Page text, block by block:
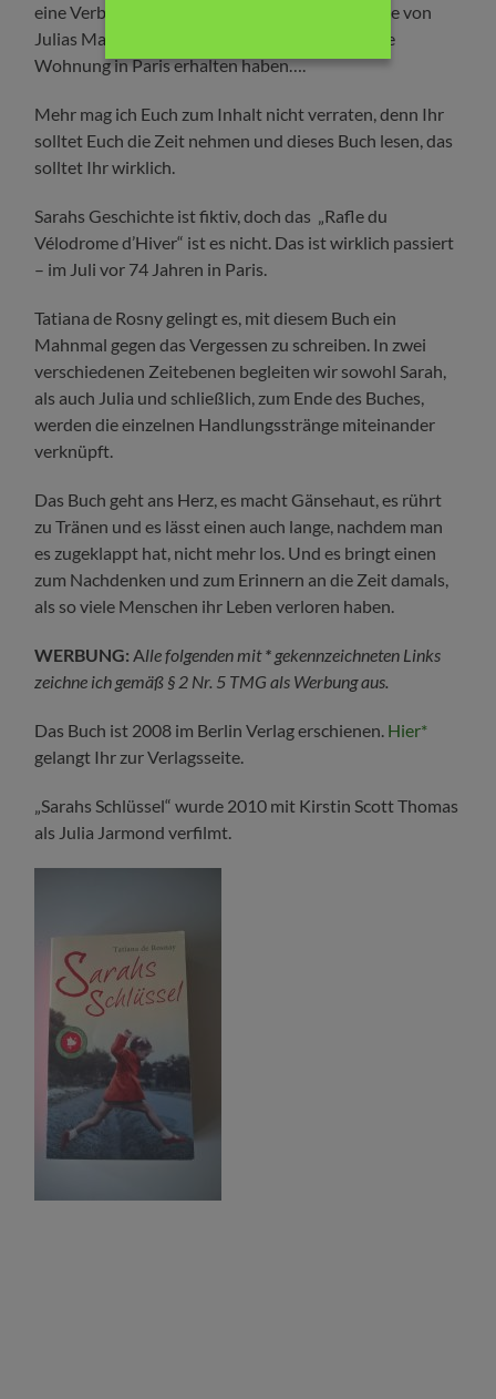
eine Verbindung zwischen Sarah und der Familie von
Julias Mann, die damals überraschend eine freie
Wohnung in Paris erhalten haben….
Mehr mag ich Euch zum Inhalt nicht verraten, denn Ihr
solltet Euch die Zeit nehmen und dieses Buch lesen, das
solltet Ihr wirklich.
Sarahs Geschichte ist fiktiv, doch das „Rafle du
Vélodrome d’Hiver“ ist es nicht. Das ist wirklich passiert
– im Juli vor 74 Jahren in Paris.
Tatiana de Rosny gelingt es, mit diesem Buch ein
Mahnmal gegen das Vergessen zu schreiben. In zwei
verschiedenen Zeitebenen begleiten wir sowohl Sarah,
als auch Julia und schließlich, zum Ende des Buches,
werden die einzelnen Handlungsstränge miteinander
verknüpft.
Das Buch geht ans Herz, es macht Gänsehaut, es rührt
zu Tränen und es lässt einen auch lange, nachdem man
es zugeklappt hat, nicht mehr los. Und es bringt einen
zum Nachdenken und zum Erinnern an die Zeit damals,
als so viele Menschen ihr Leben verloren haben.
WERBUNG: Alle folgenden mit* gekennzeichneten Links
zeichne ich gemäß § 2 Nr. 5 TMG als Werbung aus.
Das Buch ist 2008 im Berlin Verlag erschienen. Hier*
gelangt Ihr zur Verlagsseite.
„Sarahs Schlüssel“ wurde 2010 mit Kirstin Scott Thomas
als Julia Jarmond verfilmt.